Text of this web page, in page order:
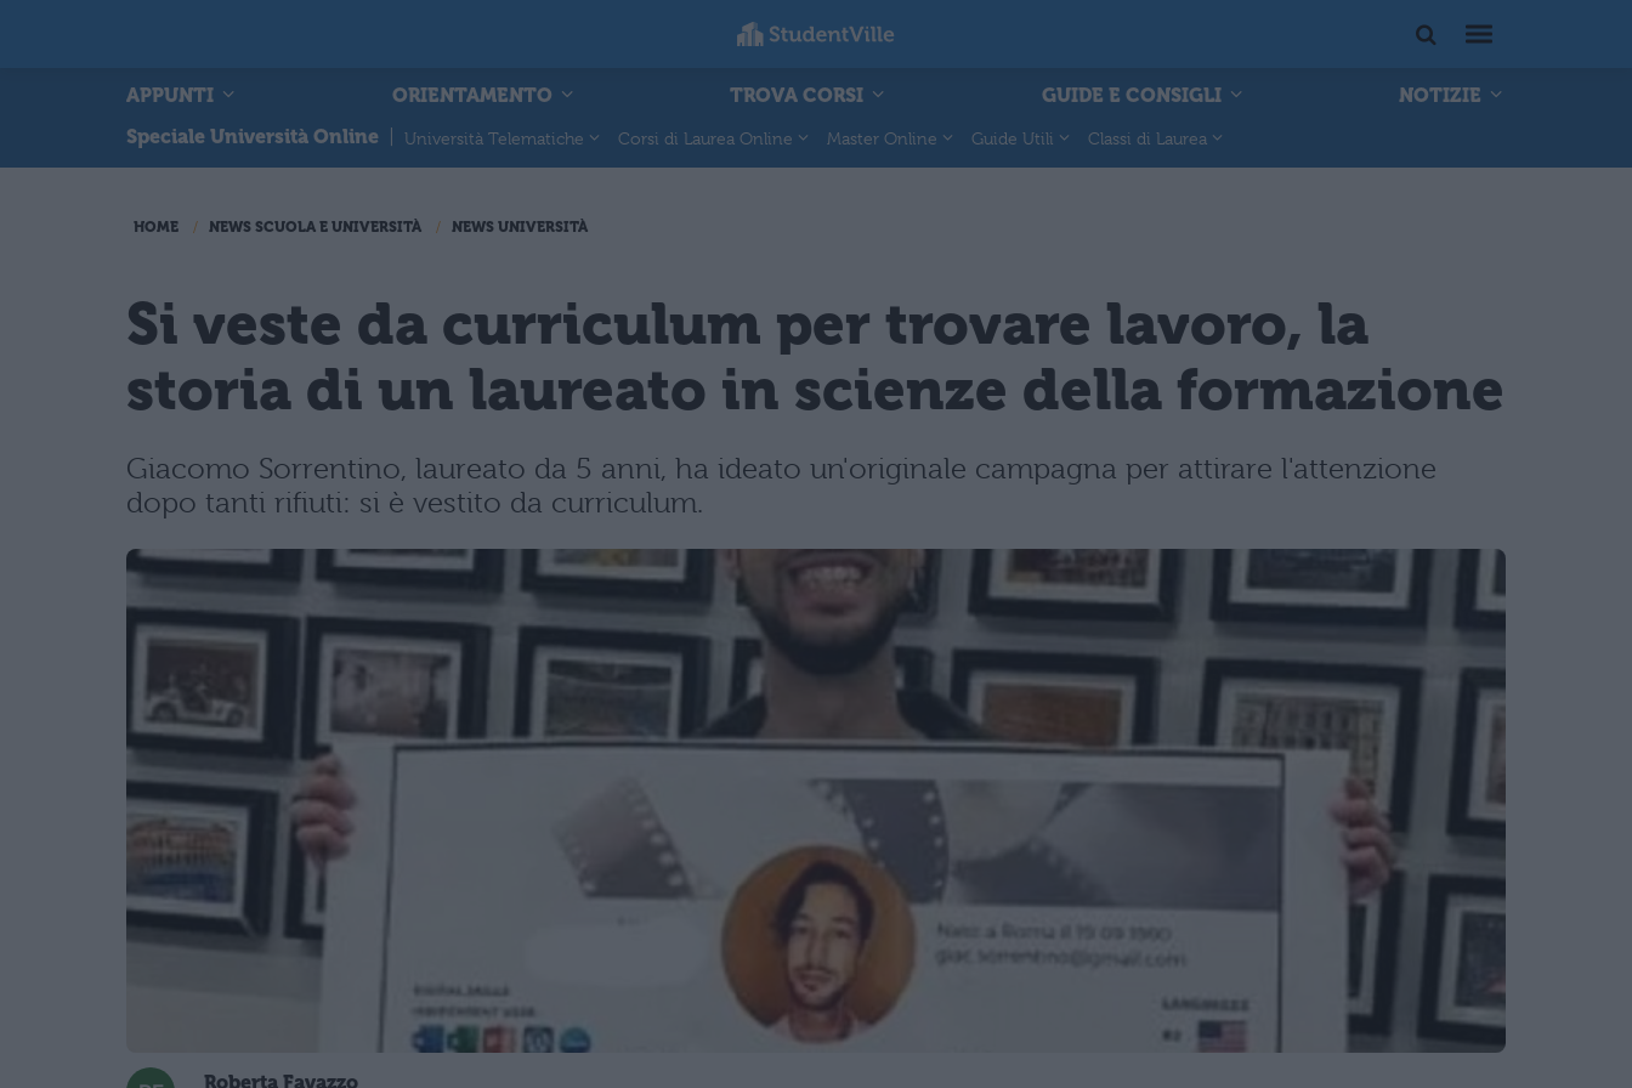
APPUNTI ORIENTAMENTO TROVA CORSI GUIDE E CONSIGLI
NOTIZIE
Speciale Università Online
Università Telematiche Corsi di Laurea Online Master Online Guide Utili Classi di Laurea
HOME NEWS SCUOLA E UNIVERSITÀ NEWS UNIVERSITÀ
Si veste da curriculum per trovare lavoro, la
storia di un laureato in scienze della formazione
Giacomo Sorrentino, laureato da 5 anni, ha ideato un'originale campagna per attirare l'attenzione
dopo tanti rifiuti: si è vestito da curriculum.
Roberta Favazzo